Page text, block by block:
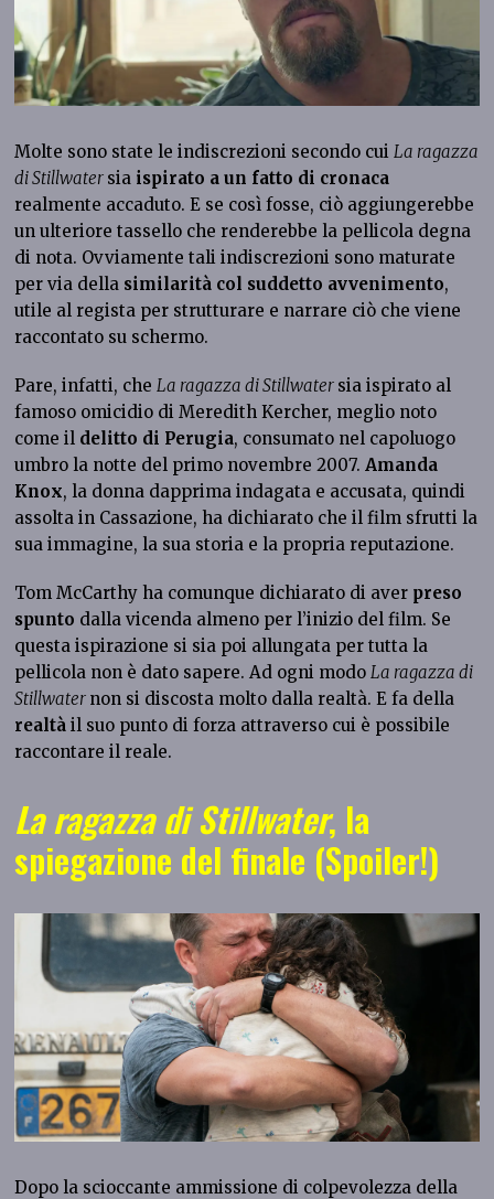
Molte sono state le indiscrezioni secondo cuiLa ragazza
di Stillwater sia ispirato a un fatto di cronaca
realmente accaduto. E se così fosse, ciò aggiungerebbe
un ulteriore tassello che renderebbe la pellicola degna
di nota. Ovviamente tali indiscrezioni sono maturate
per via della similarità col suddetto avvenimento,
utile al regista per strutturare e narrare ciò che viene
raccontato su schermo.
Pare, infatti, cheLa ragazza di Stillwater sia ispirato al
famoso omicidio di Meredith Kercher, meglio noto
come il delitto di Perugia, consumato nel capoluogo
umbro la notte del primo novembre 2007.Amanda
Knox, la donna dapprima indagata e accusata, quindi
assolta in Cassazione, ha dichiarato che il film sfrutti la
sua immagine, la sua storia e la propria reputazione.
Tom McCarthy ha comunque dichiarato di aver preso
spunto dalla vicenda almeno per l’inizio del film. Se
questa ispirazione si sia poi allungata per tutta la
pellicola non è dato sapere. Ad ogni modoLa ragazza di
Stillwater non si discosta molto dalla realtà. E fa della
realtà il suo punto di forza attraverso cui è possibile
raccontare il reale.
La ragazza di Stillwater, la
spiegazione del finale (Spoiler!)
Dopo la scioccante ammissione di colpevolezza della